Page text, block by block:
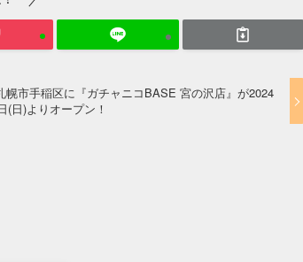
幌市手稲区に『ガチャニコBASE 宮の沢店』が2024
(日)よりオープン！